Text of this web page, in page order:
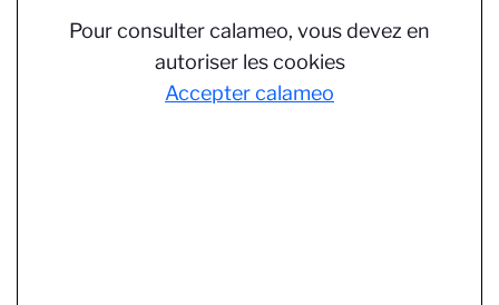
Pour consulter calameo, vous devez en
autoriser les cookies
Accepter calameo